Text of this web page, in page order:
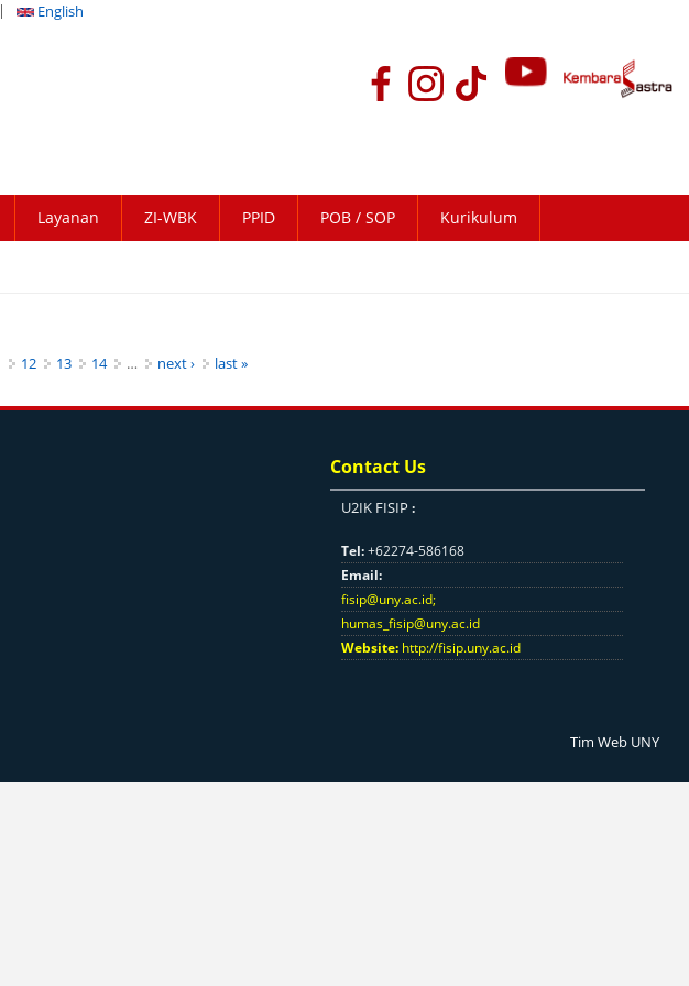
English
Layanan ZI-WBK PPID POB / SOP Kurikulum
12 13 14 … next › last »
Contact Us
U2IK FISIP :
Tel:+62274-586168
Email:
fisip@uny.ac.id;
humas_fisip@uny.ac.id
Website: http://fisip.uny.ac.id
Tim Web UNY